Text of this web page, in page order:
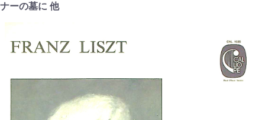
ナーの墓に 他